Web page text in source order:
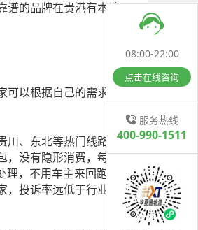
谱的品牌在贵港有本地
可以根据自己的需求
川、东北等热门线路都
，没有隐形消费，每台
，不用车主来回跑。
投诉率远低于行业平
08:00-22:00
点击在线咨询
服务热线
400-990-1511